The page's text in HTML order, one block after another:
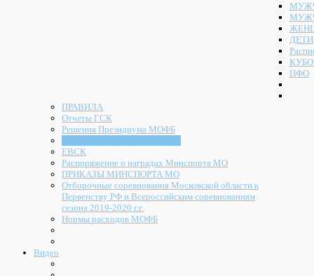
ДЕТИ
ЦФО
ПРАВИЛА
Отчеты ГСК
Решения Президиума МОФБ
ЕВСК
Распоряжение о наградах Минспорта МО
ПРИКАЗЫ МИНСПОРТА МО
Отборочные соревнования Московской области к
Первенству РФ и Всероссийским соревнованиям
сезона 2019-2020 г.г.
Нормы расходов МОФБ
Видео